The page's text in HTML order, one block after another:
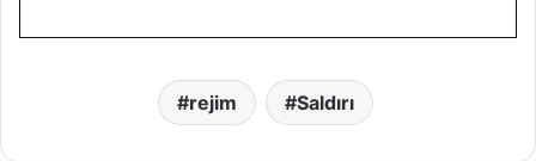
rejim Saldırı